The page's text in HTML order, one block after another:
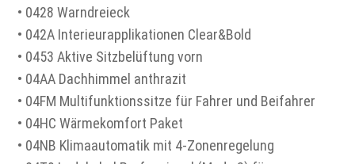
• 0428 Warndreieck
• 042A Interieurapplikationen Clear&Bold
• 0453 Aktive Sitzbelüftung vorn
• 04AA Dachhimmel anthrazit
• 04FM Multifunktionssitze für Fahrer und Beifahrer
• 04HC Wärmekomfort Paket
• 04NB Klimaautomatik mit 4-Zonenregelung